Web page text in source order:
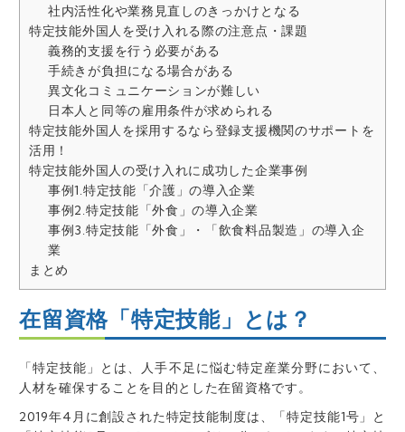
社内活性化や業務見直しのきっかけとなる
特定技能外国人を受け入れる際の注意点・課題
義務的支援を行う必要がある
手続きが負担になる場合がある
異文化コミュニケーションが難しい
日本人と同等の雇用条件が求められる
特定技能外国人を採用するなら登録支援機関のサポートを
活用！
特定技能外国人の受け入れに成功した企業事例
事例1.特定技能「介護」の導入企業
事例2.特定技能「外食」の導入企業
事例3.特定技能「外食」・「飲食料品製造」の導入企
業
まとめ
在留資格「特定技能」とは？
「特定技能」とは、人手不足に悩む特定産業分野において、
人材を確保することを目的とした在留資格です。
2019年4月に創設された特定技能制度は、「特定技能1号」と